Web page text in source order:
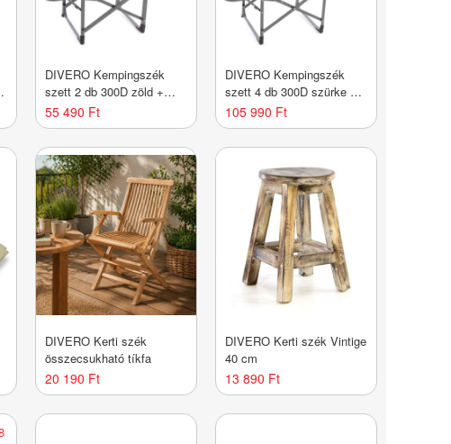
DIVERO Kempingszék
szett 2 db 300D zöld +
asztal
55 490 Ft
DIVERO Kempingszék
szett 4 db 300D szürke +
asztal
105 990 Ft
DIVERO Kerti szék
összecsukható tíkfa
20 190 Ft
DIVERO Kerti szék Vintige
40 cm
13 890 Ft